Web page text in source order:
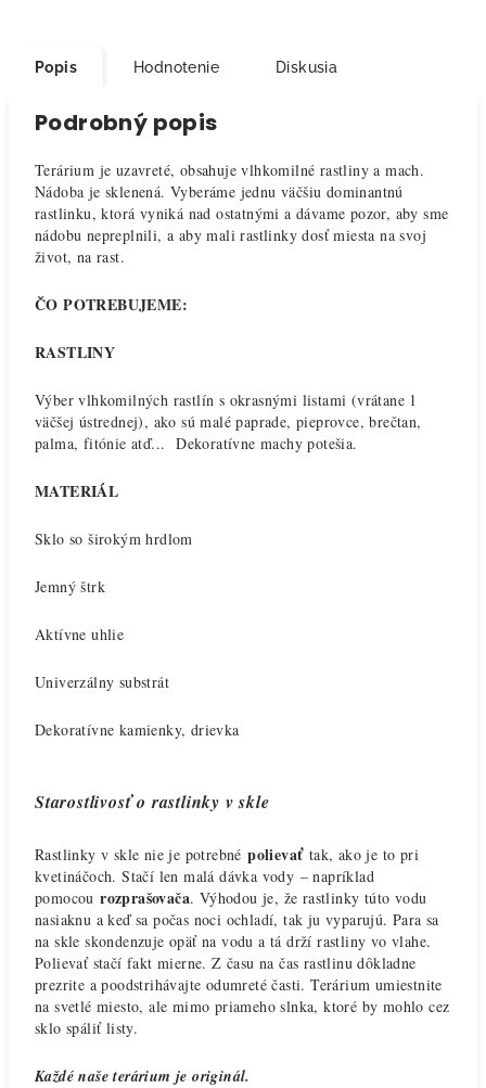
Popis Hodnotenie Diskusia
Podrobný popis
Terárium je uzavreté, obsahuje vlhkomilné rastliny a mach.
Nádoba je sklenená. Vyberáme jednu väčšiu dominantnú
rastlinku, ktorá vyniká nad ostatnými a dávame pozor, aby sme
nádobu nepreplnili, a aby mali rastlinky dosť miesta na svoj
život, na rast.
ČO POTREBUJEME:
RASTLINY
Výber vlhkomilných rastlín s okrasnými listami (vrátane 1
väčšej ústrednej), ako sú malé paprade, pieprovce, brečtan,
palma, fitónie atď... Dekoratívne machy potešia.
MATERIÁL
Sklo so širokým hrdlom
Jemný štrk
Aktívne uhlie
Univerzálny substrát
Dekoratívne kamienky, drievka
Starostlivosť o rastlinky v skle
Rastlinky v skle nie je potrebnépolievaťtak, ako je to pri
kvetináčoch. Stačí len malá dávka vody – napríklad
pomocourozprašovača. Výhodou je, že rastlinky túto vodu
nasiaknu a keď sa počas noci ochladí, tak ju vyparujú. Para sa
na skle skondenzuje opäť na vodu a tá drží rastliny vo vlahe.
Polievať stačí fakt mierne. Z času na čas rastlinu dôkladne
prezrite a poodstrihávajte odumreté časti. Terárium umiestnite
na svetlé miesto, ale mimo priameho slnka, ktoré by mohlo cez
sklo spáliť listy.
Každé naše terárium je originál.